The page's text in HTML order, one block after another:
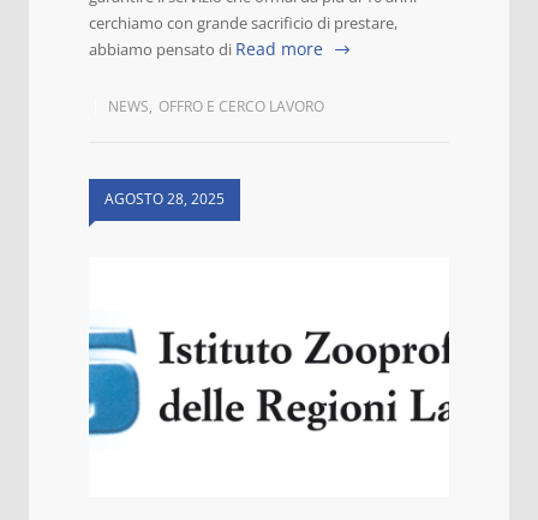
cerchiamo con grande sacrificio di prestare,
abbiamo pensato di Read more
NEWS, OFFRO E CERCO LAVORO
AGOSTO 28, 2025